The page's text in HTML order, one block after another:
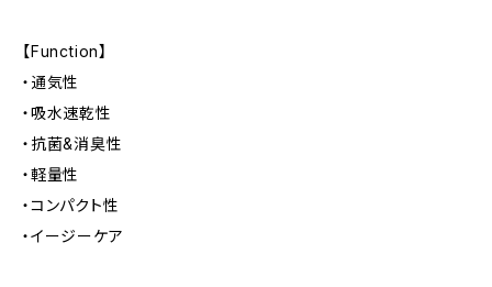
【Function】
・通気性
・吸水速乾性
・抗菌&消臭性
・軽量性
・コンパクト性
・イージーケア